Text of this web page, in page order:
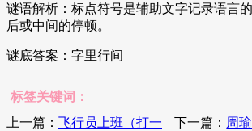
谜语解析：标点符号是辅助文字记录语言
后或中间的停顿。
谜底答案：字里行间
标签关键词：
上一篇： 飞行员上班（打一
下一篇： 周